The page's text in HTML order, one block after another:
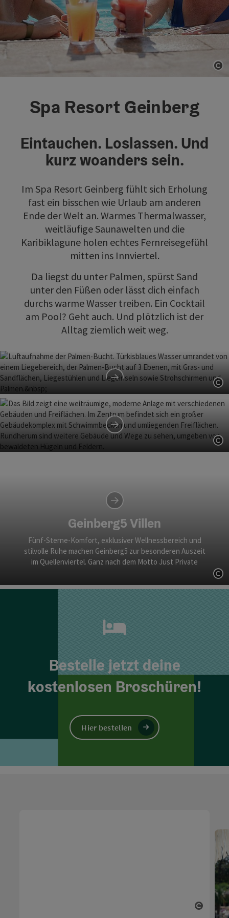
Spa Resort Geinberg
Eintauchen. Loslassen. Und
kurz woanders sein.
Im Spa Resort Geinberg fühlt sich Erholung
fast ein bisschen wie Urlaub am anderen
Ende der Welt an. Warmes Thermalwasser,
weitläufige Saunawelten und die
Karibiklagune holen echtes Fernreisegefühl
mitten ins Innviertel.
Da liegst du unter Palmen, spürst Sand
unter den Füßen oder lässt dich einfach
durchs warme Wasser treiben. Ein Cocktail
am Pool? Geht auch. Und plötzlich ist der
Alltag ziemlich weit weg.
Spa Resort
Therme, Sauna und Karibiklagune sorgen für
Entspannung mit Urlaubsgefühl mitten im Quellenviertel.
4*S Hotel
Geinberg5 Villen
Fünf-Sterne-Komfort, exklusiver Wellnessbereich und
stilvolle Ruhe machen Geinberg5 zur besonderen Auszeit
im Quellenviertel. Ganz nach dem Motto Just Private
Bestelle jetzt deine
kostenlosen Broschüren!
Hier bestellen